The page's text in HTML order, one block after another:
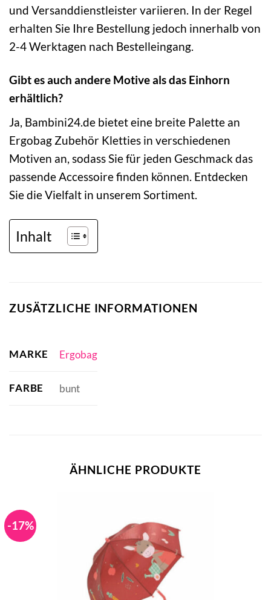
und Versanddienstleister variieren. In der Regel
erhalten Sie Ihre Bestellung jedoch innerhalb von
2-4 Werktagen nach Bestelleingang.
Gibt es auch andere Motive als das Einhorn
erhältlich?
Ja, Bambini24.de bietet eine breite Palette an
Ergobag Zubehör Kletties in verschiedenen
Motiven an, sodass Sie für jeden Geschmack das
passende Accessoire finden können. Entdecken
Sie die Vielfalt in unserem Sortiment.
Inhalt
ZUSÄTZLICHE INFORMATIONEN
MARKE Ergobag
FARBE bunt
ÄHNLICHE PRODUKTE
-17%